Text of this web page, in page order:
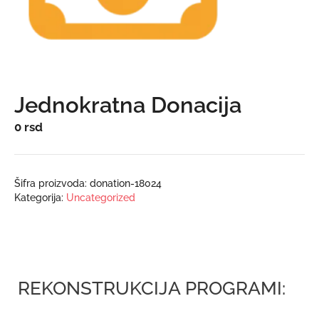
Jednokratna Donacija
0 rsd
Šifra proizvoda: donation-18024
Kategorija: Uncategorized
REKONSTRUKCIJA PROGRAMI: